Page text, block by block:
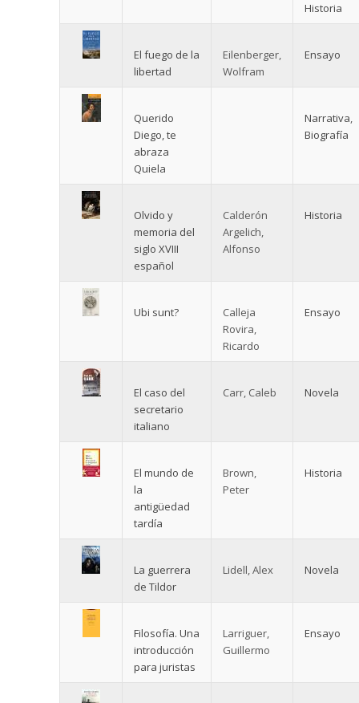
Historia
El fuego de la
libertad
Eilenberger,
Wolfram
Ensayo
Querido
Diego, te
abraza
Quiela
Narrativa,
Biografía
Olvido y
memoria del
siglo XVIII
español
Calderón
Argelich,
Alfonso
Historia
Ubi sunt?
Calleja
Rovira,
Ricardo
Ensayo
El caso del
secretario
italiano
Carr, Caleb Novela
El mundo de
la
antigüedad
tardía
Brown,
Peter
Historia
La guerrera
de Tildor
Lidell, Alex Novela
Filosofía. Una
introducción
para juristas
Larriguer,
Guillermo
Ensayo